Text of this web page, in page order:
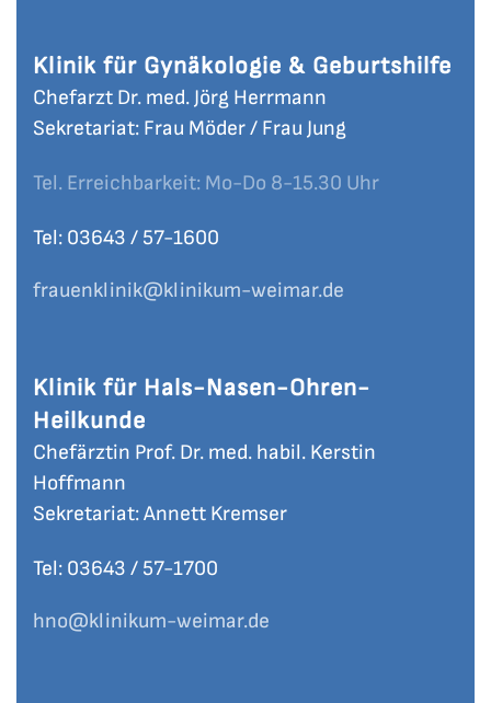
Klinik für Gynäkologie & Geburtshilfe
Chefarzt Dr. med. Jörg Herrmann
Sekretariat: Frau Möder / Frau Jung
Tel. Erreichbarkeit: Mo-Do 8-15.30 Uhr
Tel: 03643 / 57-1600
frauenklinik@klinikum-weimar.de
Klinik für Hals-Nasen-Ohren-
Heilkunde
Chefärztin Prof. Dr. med. habil. Kerstin
Hoffmann
Sekretariat: Annett Kremser
Tel: 03643 / 57-1700
hno@klinikum-weimar.de